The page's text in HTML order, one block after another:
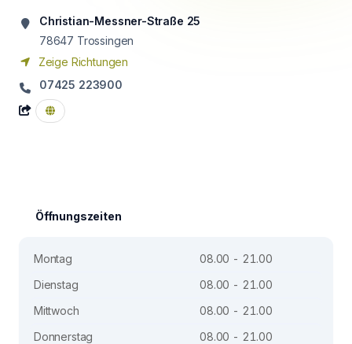
Christian-Messner-Straße 25
78647 Trossingen
Zeige Richtungen
07425 223900
Öffnungszeiten
Montag
08.00 - 21.00
Dienstag
08.00 - 21.00
Mittwoch
08.00 - 21.00
Donnerstag
08.00 - 21.00